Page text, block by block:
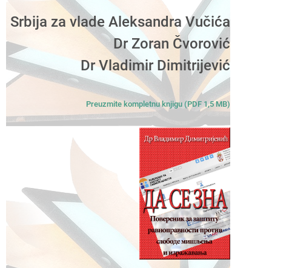
Srbija za vlade Aleksandra Vučića
Dr Zoran Čvorović
Dr Vladimir Dimitrijević
Preuzmite kompletnu knjigu (PDF 1,5 MB)